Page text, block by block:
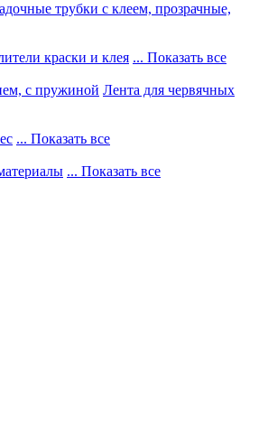
трубки с клеем, прозрачные,
краски и клея ... Показать все
с пружиной Лента для червячных
... Показать все
... Показать все